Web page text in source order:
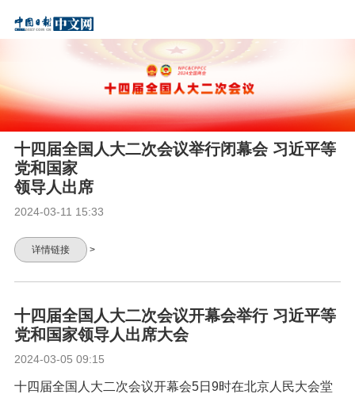
十四届全国人大二次会议举行闭幕会 习近平等
党和国家
领导人出席
2024-03-11 15:33
详情链接 >
十四届全国人大二次会议开幕会举行 习近平等
党和国家领导人出席大会
2024-03-05 09:15
十四届全国人大二次会议开幕会5日9时在北京人民大会堂